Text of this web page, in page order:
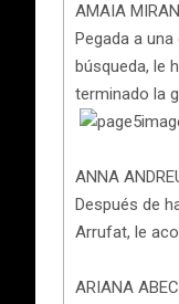
AMAIA
Pegada a
búsqueda, le
terminado la
ANNA
Después de
Arrufat, le
ARIANA